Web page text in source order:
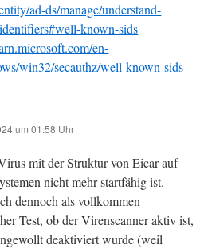
ad-ds/manage/understand-
known-sids
en-
win32/secauthz/well-known-sids
um 01:58 Uhr
mit der Struktur von Eicar auf
nicht mehr startfähig ist.
dennoch als vollkommen
Test, ob der Virenscanner aktiv ist,
deaktiviert wurde (weil